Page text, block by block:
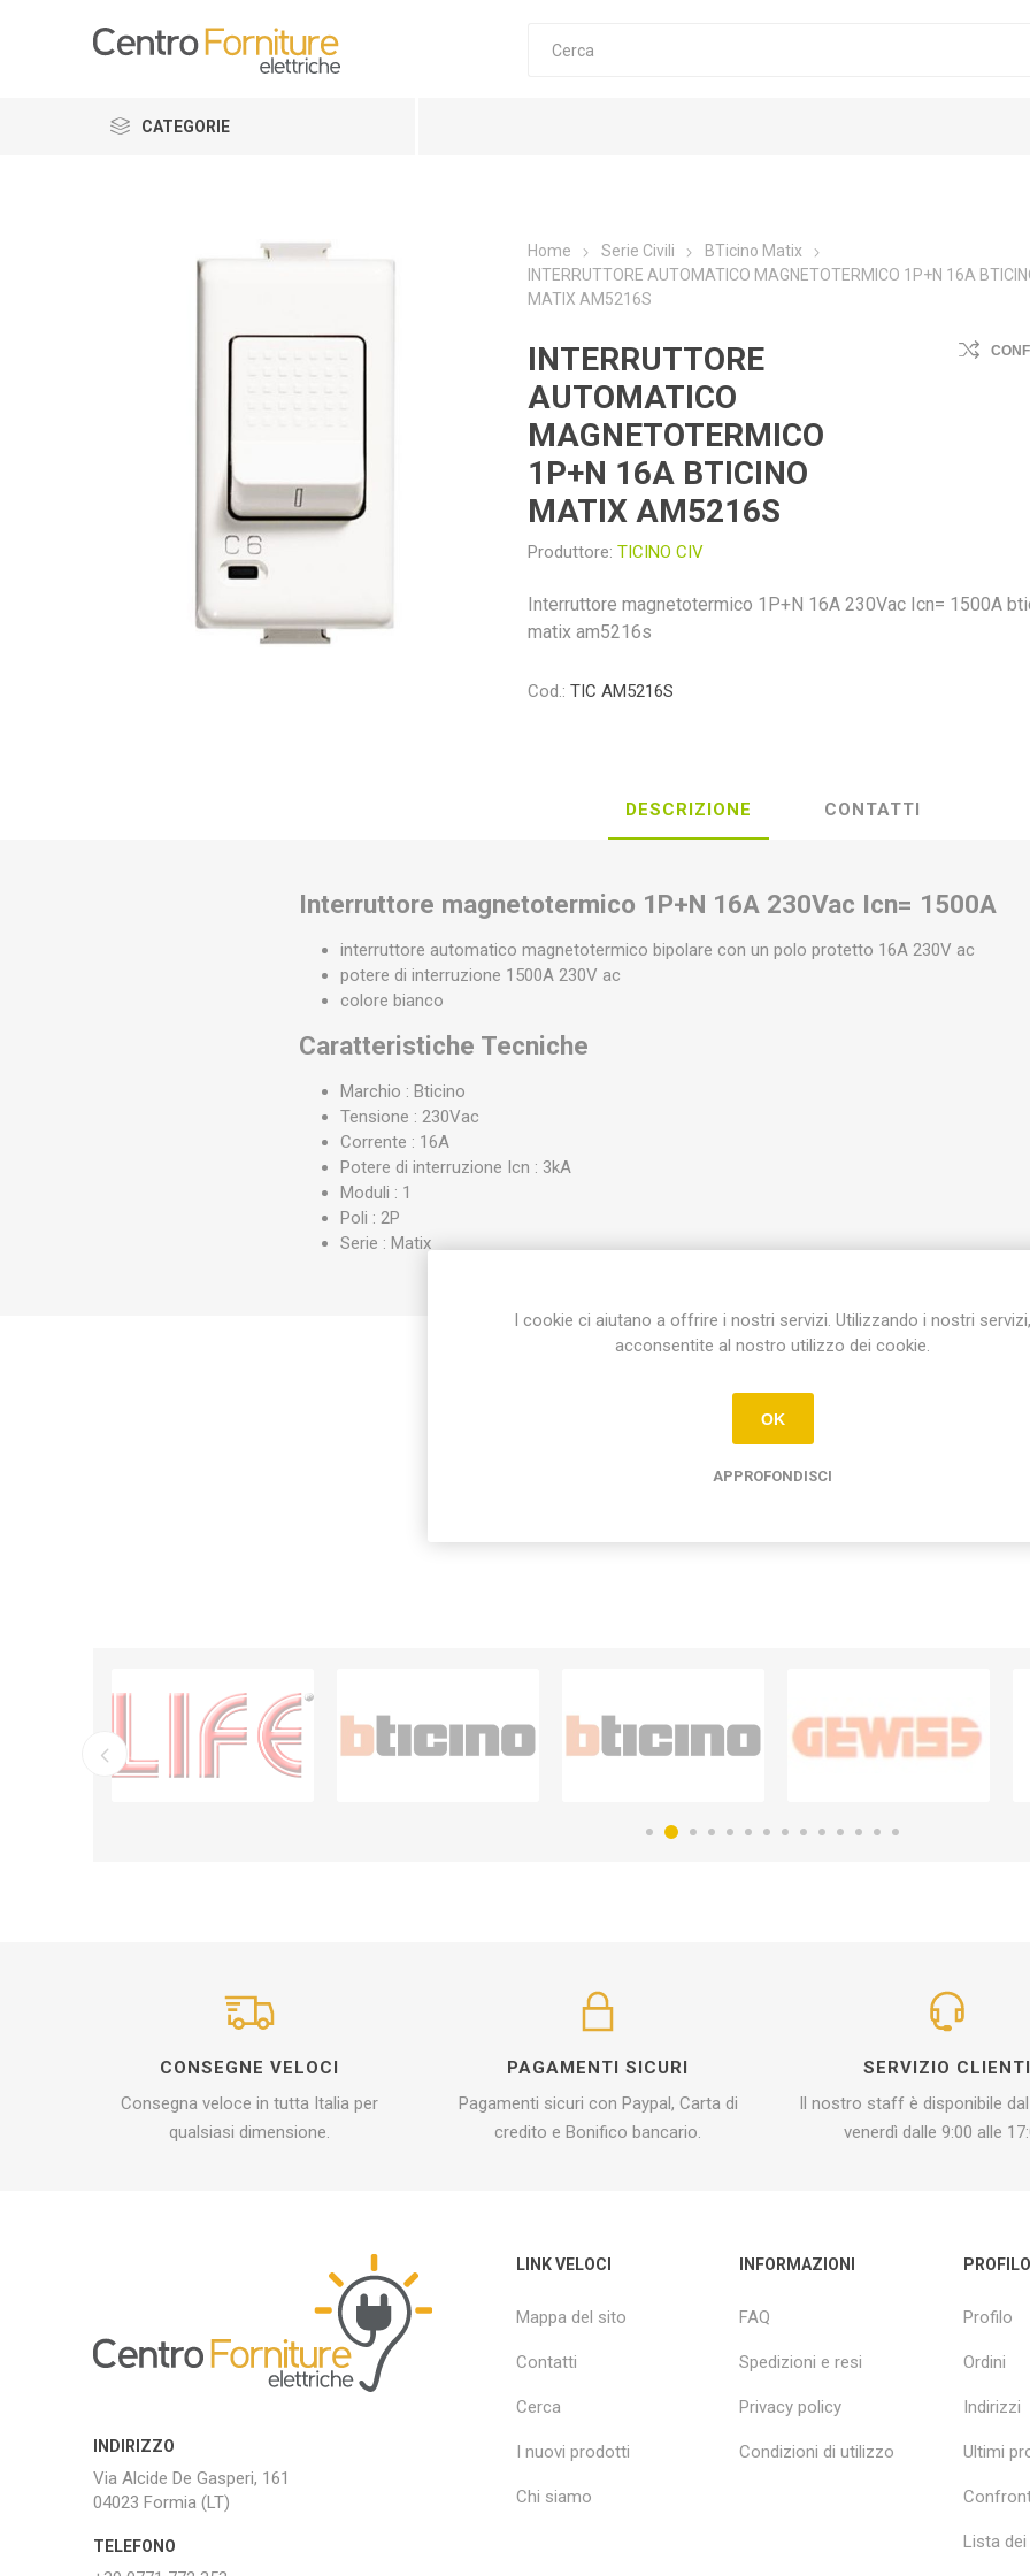
CATEGORIE
Home Serie Civili
BTicino Matix
INTERRUTTORE AUTOMATICO MAGNETOTERMICO 1P+N 16A
MATIX AM5216S
INTERRUTTORE
AUTOMATICO
MAGNETOTERMICO
1P+N 16A BTICINO
MATIX AM5216S
Produttore: TICINO CIV
Interruttore magnetotermico 1P+N 16A 230Vac Icn= 1500A
matix am5216s
Cod.: TIC AM5216S
DESCRIZIONE CONTATTI
Interruttore magnetotermico 1P+N 16A 230Vac Icn= 1500A
interruttore automatico magnetotermico bipolare con un polo protetto 16A 230V ac
potere di interruzione 1500A 230V ac
colore bianco
Caratteristiche Tecniche
Marchio : Bticino
Tensione : 230Vac
Corrente : 16A
Potere di interruzione Icn : 3kA
Moduli : 1
Poli : 2P
Serie : Matix
Etichetta del prodotto
CONSEGNE VELOCI
Consegna veloce in tutta Italia per
qualsiasi dimensione.
PAGAMENTI SICURI
Pagamenti sicuri con Paypal, Carta di
credito e Bonifico bancario.
SERVIZIO CLIENTI
Il nostro staff è disponibile
venerdì dalle 9:00 alle
INDIRIZZO
Via Alcide De Gasperi, 161
04023 Formia (LT)
TELEFONO
LINK VELOCI
Mappa del sito
Contatti
Cerca
I nuovi prodotti
Chi siamo
INFORMAZIONI
FAQ
Spedizioni e resi
Privacy policy
Condizioni di utilizzo
PROFILO
Profilo
Ordini
Indirizzi
Ultimi
Lista
I cookie ci aiutano a offrire i nostri servizi. Utilizzando i nostri servizi,
acconsentite al nostro utilizzo dei cookie.
OK
APPROFONDISCI